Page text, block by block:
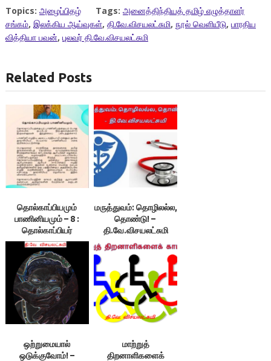
Topics: அழைப்பிதழ் Tags: அனைத்திந்தியத் தமிழ் எழுத்தாளர்
சங்கம், இலக்கிய ஆய்வுகள், தி.வே.விசயலட்சுமி, நூல் வெளியீடு, பாரதிய
வித்தியா பவன், புலவர் தி.வே.விசயலட்சுமி
Related Posts
தொல்காப்பியமும்
பாணினியமும் – 8 :
தொல்காப்பியர்
காலத்தில்
சமற்கிருதத்தில்
இலக்கணநூல்
உருவாகவே
வாய்ப்பில்லை-
இலக்குவனார்
திருவள்ளுவன்
மருத்துவம்: தொழிலல்ல,
தொண்டு! –
தி.வே.விசயலட்சுமி
ஒற்றுமையால்
ஒடுக்குவோம்! –
மாற்றுத்
திறனாளிகளைக்